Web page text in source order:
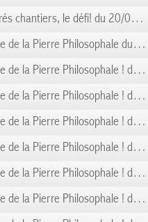
Vacances de Pâques : Sacrés chantiers, le défi! du 20/04 au 26/04
Landscape game : En quête de la Pierre Philosophale du 01/05 au 01/05
Landscape game : En quête de la Pierre Philosophale ! du 03/05 au 03/05
Landscape game : En quête de la Pierre Philosophale ! du 08/05 au 08/05
Landscape game : En quête de la Pierre Philosophale ! du 10/05 au 10/05
Landscape game : En quête de la Pierre Philosophale ! du 14/05 au 14/05
Landscape game : En quête de la Pierre Philosophale ! du 17/05 au 17/05
Landscape game : En quête de la Pierre Philosophale ! du 24/05 au 24/05